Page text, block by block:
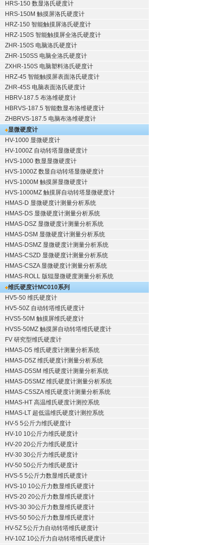
HRS-150 数显洛氏硬度计
HRS-150M 触摸屏洛氏硬度计
HRZ-150 智能触摸屏洛氏硬度计
HRZ-150S 智能触摸屏全洛氏硬度计
ZHR-150S 电脑洛氏硬度计
ZHR-150SS 电脑全洛氏硬度计
ZXHR-150S 电脑塑料洛氏硬度计
HRZ-45 智能触摸屏表面洛氏硬度计
ZHR-45S 电脑表面洛氏硬度计
HBRV-187.5 布洛维硬度计
HBRVS-187.5 智能数显布洛维硬度计
ZHBRVS-187.5 电脑布洛维硬度计
显微硬度计
HV-1000 显微硬度计
HV-1000Z 自动转塔显微硬度计
HVS-1000 数显显微硬度计
HVS-1000Z 数显自动转塔显微硬度计
HVS-1000M 触摸屏显微硬度计
HVS-1000MZ 触摸屏自动转塔显微硬度计
HMAS-D 显微硬度计测量分析系统
HMAS-DS 显微硬度计测量分析系统
HMAS-DSZ 显微硬度计测量分析系统
HMAS-DSM 显微硬度计测量分析系统
HMAS-DSMZ 显微硬度计测量分析系统
HMAS-CSZD 显微硬度计测量分析系统
HMAS-CSZA 显微硬度计测量分析系统
HMAS-ROLL 版辊显微硬度测量分析系统
维氏硬度计MC010系列
HV5-50 维氏硬度计
HV5-50Z 自动转塔维氏硬度计
HVS5-50M 触摸屏维氏硬度计
HVS5-50MZ 触摸屏自动转塔维氏硬度计
FV 研究型维氏硬度计
HMAS-D5 维氏硬度计测量分析系统
HMAS-D5Z 维氏硬度计测量分析系统
HMAS-D5SM 维氏硬度计测量分析系统
HMAS-D5SMZ 维氏硬度计测量分析系统
HMAS-C5SZA 维氏硬度计测量分析系统
HMAS-HT 高温维氏硬度计测控系统
HMAS-LT 超低温维氏硬度计测控系统
HV-5 5公斤力维氏硬度计
HV-10 10公斤力维氏硬度计
HV-20 20公斤力维氏硬度计
HV-30 30公斤力维氏硬度计
HV-50 50公斤力维氏硬度计
HVS-5 5公斤力数显维氏硬度计
HVS-10 10公斤力数显维氏硬度计
HVS-20 20公斤力数显维氏硬度计
HVS-30 30公斤力数显维氏硬度计
HVS-50 50公斤力数显维氏硬度计
HV-5Z 5公斤力自动转塔维氏硬度计
HV-10Z 10公斤力自动转塔维氏硬度计